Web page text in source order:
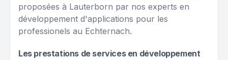
proposées à Lauterborn par nos experts en
développement d'applications pour les
professionels au Echternach.
Les prestations de services en développement